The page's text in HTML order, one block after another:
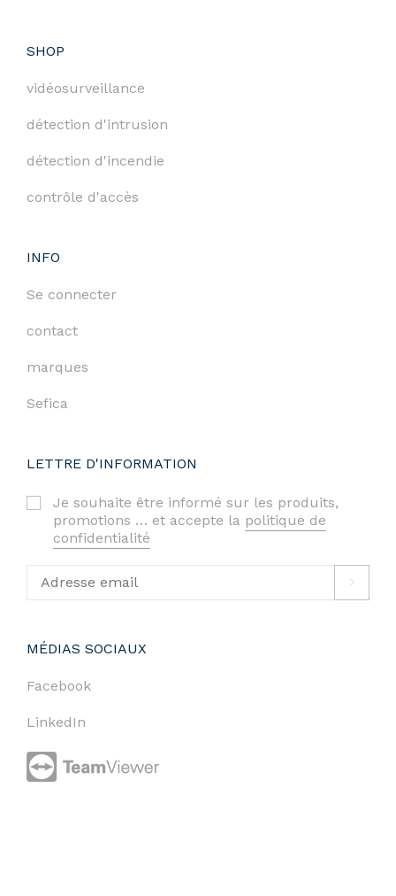
SHOP
vidéosurveillance
détection d'intrusion
détection d'incendie
contrôle d'accès
INFO
Se connecter
contact
marques
Sefica
LETTRE D'INFORMATION
Je souhaite être informé sur les produits,
promotions … et accepte la politique de
confidentialité
MÉDIAS SOCIAUX
Facebook
LinkedIn